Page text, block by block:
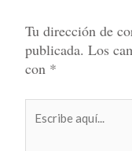
Tu dirección de
publicada. Los
con *
aquí...